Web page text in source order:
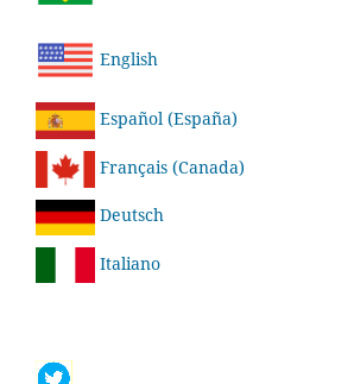
English
Español (España)
Français (Canada)
Deutsch
Italiano